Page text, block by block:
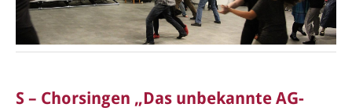
S – Chorsingen „Das unbekannte AG-